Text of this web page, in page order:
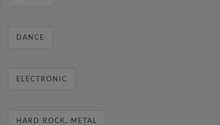
DANCE
ELECTRONIC
HARD ROCK, METAL